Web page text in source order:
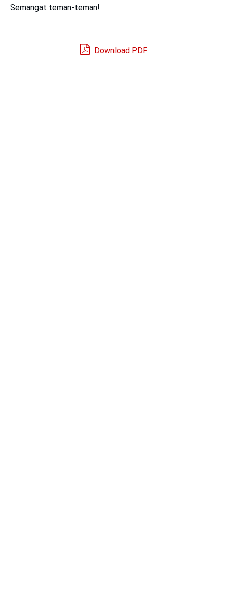
Semangat teman-teman!
Download PDF